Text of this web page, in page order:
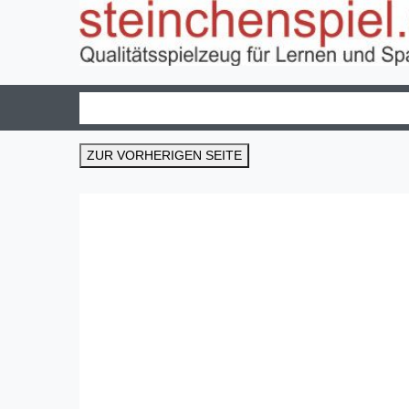
ZUR VORHERIGEN SEITE